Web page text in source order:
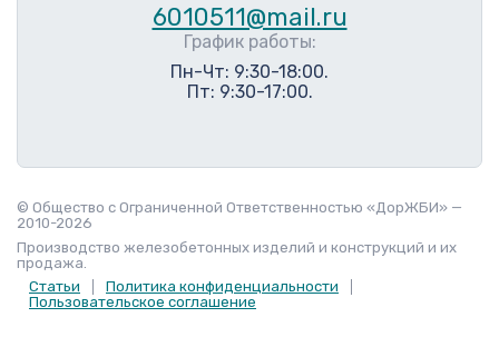
6010511@mail.ru
График работы:
Пн-Чт: 9:30-18:00.
Пт: 9:30-17:00.
© Общество с Ограниченной Ответственностью «ДорЖБИ» —
2010-2026
Производство железобетонных изделий и конструкций и их
продажа.
Статьи
Политика конфиденциальности
Пользовательское соглашение